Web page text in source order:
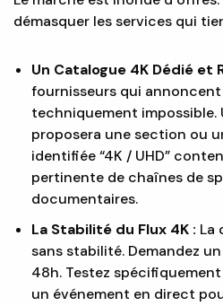
démasquer les services qui
Un Catalogue 4K Dédié et
fournisseurs qui annoncent
techniquement impossible.
proposera une section ou
identifiée “4K / UHD”
pertinente de chaînes de
documentaires.
La Stabilité du Flux 4K : La
sans stabilité. Demandez un
48h. Testez
un événement en direct